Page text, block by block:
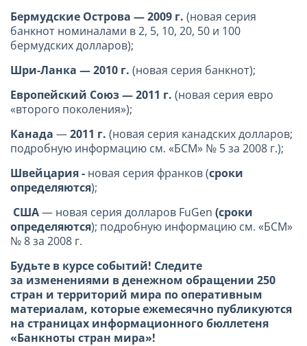
Бермудские Острова — 2009 г. (новая серия
банкнот номиналами в 2, 5, 10, 20, 50 и 100
бермудских долларов);
Шри-Ланка — 2010 г. (новая серия банкнот);
Европейский Союз— 2011 г. (новая серия евро
«второго поколения»);
Канада —2011 г. (новая серия канадских долларов;
подробную информацию см. «БСМ» № 5 за 2008 г.);
Швейцария - новая серия франков (сроки
определяются);
США— новая серия долларов FuGen (сроки
определяются); подробную информацию см. «БСМ»
№ 8 за 2008 г.
Будьте в курсе событий! Следите
за изменениями в денежном обращении 250
стран и территорий мира по оперативным
материалам, которые ежемесячно публикуются
на страницах информационного бюллетеня
«Банкноты стран мира»!